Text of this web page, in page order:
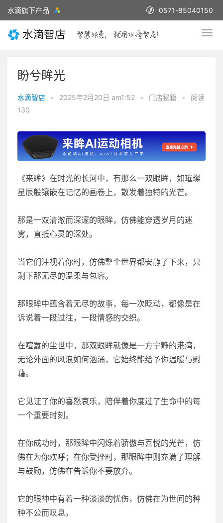
水滴旗下产品 0571-85040150
盼兮眸光
水滴智店 • 2025年2月20日 am1:52 • 门店秘籍 •
阅读
130
《来眸》在时光的长河中，有那么一双眼眸，如璀璨
星辰般镶嵌在记忆的画卷上，散发着独特的光芒。
那是一双清澈而深邃的眼眸，仿佛能穿透岁月的迷
雾，直抵心灵的深处。
当它们注视着你时，仿佛整个世界都安静了下来，只
剩下那无尽的温柔与包容。
那眼眸中蕴含着无尽的故事，每一次眨动，都像是在
诉说着一段过往，一段情感的交织。
在喧嚣的尘世中，那双眼眸就像是一方宁静的港湾，
无论外面的风浪如何汹涌，它始终能给予你温暖与慰
藉。
它见证了你的喜怒哀乐，陪伴着你度过了生命中的每
一个重要时刻。
在你成功时，那眼眸中闪烁着骄傲与喜悦的光芒，仿
佛在为你欢呼；在你受挫时，那眼眸中则充满了理解
与鼓励，仿佛在告诉你不要放弃。
它的眼神中有着一种淡淡的忧伤，仿佛在为世间的种
种不公而叹息。